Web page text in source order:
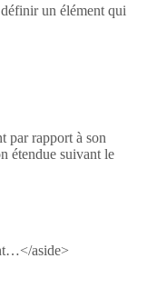
un élément qui
par rapport à son
étendue suivant le
aside>